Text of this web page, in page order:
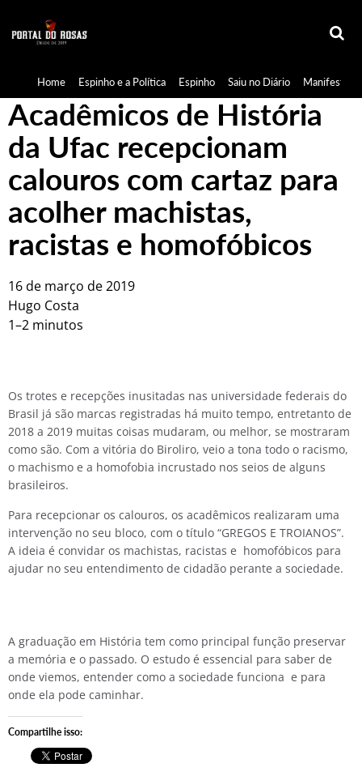
Home Espinho e a Política Espinho Saiu no Diário
Acadêmicos de História
da Ufac recepcionam
calouros com cartaz para
acolher machistas,
racistas e homofóbicos
16 de março de 2019
Hugo Costa
1–2 minutos
Os trotes e recepções inusitadas nas universidade federais do
Brasil já são marcas registradas há muito tempo, entretanto de
2018 a 2019 muitas coisas mudaram, ou melhor, se mostraram
como são. Com a vitória do Biroliro, veio a tona todo o racismo,
o machismo e a homofobia incrustado nos seios de alguns
brasileiros.
Para recepcionar os calouros, os acadêmicos realizaram uma
intervenção no seu bloco, com o título “GREGOS E TROIANOS”.
A ideia é convidar os machistas, racistas e homofóbicos para
ajudar no seu entendimento de cidadão perante a sociedade.
A graduação em História tem como principal função preservar
a memória e o passado. O estudo é essencial para saber de
onde viemos, entender como a sociedade funciona e para
onde ela pode caminhar.
Compartilhe isso: